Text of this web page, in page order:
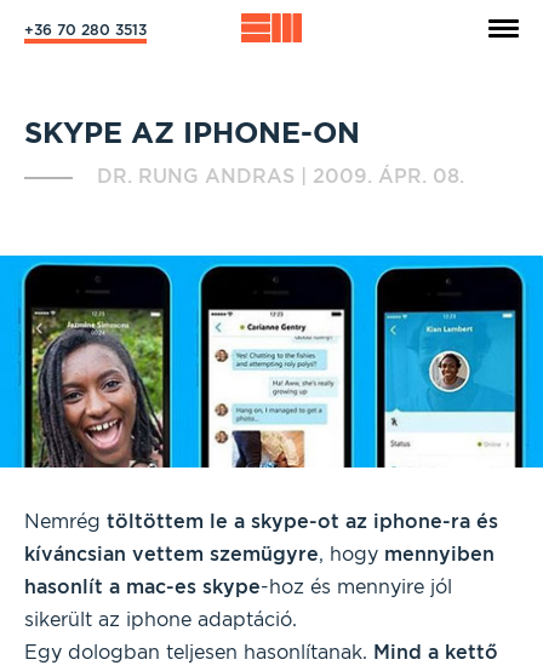
+36 70 280 3513
SKYPE AZ IPHONE-ON
DR. RUNG ANDRAS 2009. ÁPR. 08.
Nemrég töltöttem le a skype-ot az iphone-ra és
kíváncsian vettem szemügyre, hogy mennyiben
hasonlít a mac-es skype-hoz és mennyire jól
sikerült az iphone adaptáció.
Egy dologban teljesen hasonlítanak. Mind a kettő